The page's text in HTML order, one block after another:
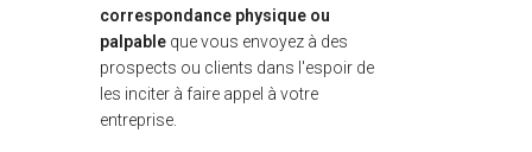
correspondance physique ou
palpable que vous envoyez à des
prospects ou clients dans l'espoir de
les inciter à faire appel à votre
entreprise.